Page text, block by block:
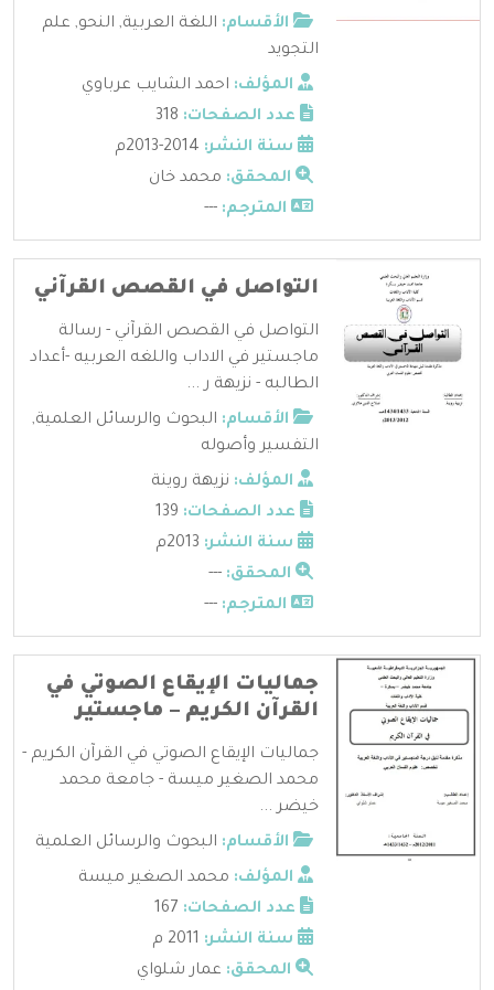
الأقسام: اللغة العربية, النحو, علم
التجويد
المؤلف: احمد الشايب عرباوي
عدد الصفحات:
سنة النشر:
المحقق: محمد خان
المترجم: ---
التواصل في القصص القرآني
التواصل في القصص القرآني - رسالة
ماجستير في الاداب واللغه العربيه -أعداد
الطالبه - نزيهة ر ...
الأقسام: البحوث والرسائل العلمية,
التفسير وأصوله
المؤلف: نزيهة روينة
عدد الصفحات:
سنة النشر:
المحقق: ---
المترجم: ---
جماليات الإيقاع الصوتي في
القرآن الكريم – ماجستير
جماليات الإيقاع الصوتي في القرآن الكريم -
محمد الصغير ميسة - جامعة محمد
خيضر ...
الأقسام: البحوث والرسائل العلمية
المؤلف: محمد الصغير ميسة
عدد الصفحات:
سنة النشر:
المحقق: عمار شلواي